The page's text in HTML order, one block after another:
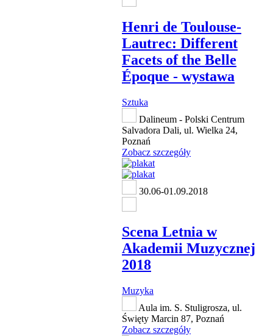
Henri de Toulouse-
Lautrec: Different
Facets of the Belle
Époque - wystawa
Sztuka
Dalineum - Polski Centrum
Salvadora Dali, ul. Wielka 24,
Poznań
Zobacz szczegóły
30.06-01.09.2018
Scena Letnia w
Akademii Muzycznej
2018
Muzyka
Aula im. S. Stuligrosza, ul.
Święty Marcin 87, Poznań
Zobacz szczegóły